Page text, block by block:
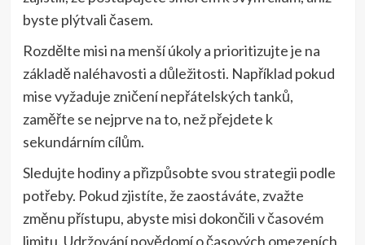
byste plýtvali časem.
Rozdělte misi na menší úkoly a prioritizujte je na
základě naléhavosti a důležitosti. Například pokud
mise vyžaduje zničení nepřátelských tanků,
zaměřte se nejprve na to, než přejdete k
sekundárním cílům.
Sledujte hodiny a přizpůsobte svou strategii podle
potřeby. Pokud zjistíte, že zaostáváte, zvažte
změnu přístupu, abyste misi dokončili v časovém
limitu. Udržování povědomí o časových omezeních